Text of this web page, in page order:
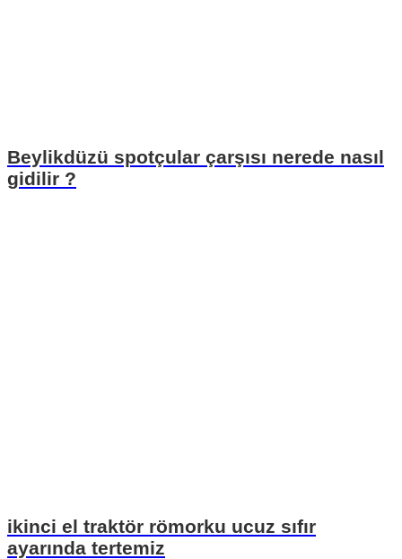
Beylikdüzü spotçular çarşısı nerede nasıl
gidilir ?
ikinci el traktör römorku ucuz sıfır
ayarında tertemiz